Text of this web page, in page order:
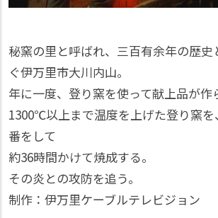
秘窯の里と呼ばれ、三百有余年の歴
ぐ伊万里市大川内山。
年に一度、登り窯を使って献上品が作
1300℃以上まで温度を上げた登り窯を
番をして
約36時間かけて焼成する。
その炎との攻防を追う。
制作：伊万里ケーブルテレビジョン